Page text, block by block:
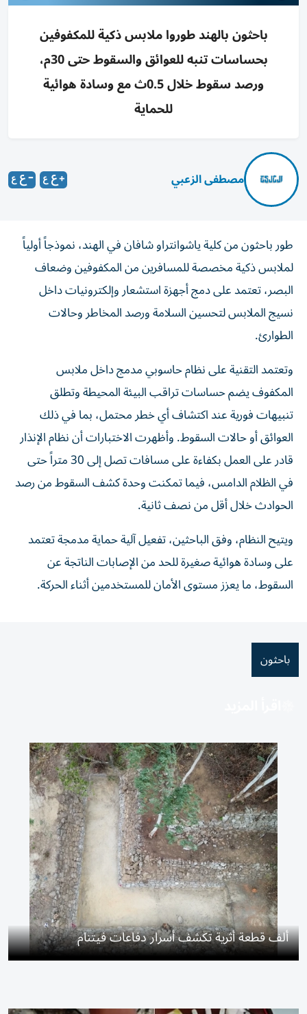
باحثون بالهند طوروا ملابس ذكية للمكفوفين
بحساسات تنبه للعوائق والسقوط حتى 30م،
ورصد سقوط خلال 0.5ث مع وسادة هوائية
للحماية
مصطفى الزعبي
طور باحثون من كلية ياشوانتراو شافان في الهند، نموذجاً أولياً
لملابس ذكية مخصصة للمسافرين من المكفوفين وضعاف
البصر، تعتمد على دمج أجهزة استشعار وإلكترونيات داخل
نسيج الملابس لتحسين السلامة ورصد المخاطر وحالات
الطوارئ.
وتعتمد التقنية على نظام حاسوبي مدمج داخل ملابس
المكفوف يضم حساسات تراقب البيئة المحيطة وتطلق
تنبيهات فورية عند اكتشاف أي خطر محتمل، بما في ذلك
العوائق أو حالات السقوط. وأظهرت الاختبارات أن نظام الإنذار
قادر على العمل بكفاءة على مسافات تصل إلى 30 متراً حتى
في الظلام الدامس، فيما تمكنت وحدة كشف السقوط من رصد
الحوادث خلال أقل من نصف ثانية.
ويتيح النظام، وفق الباحثين، تفعيل آلية حماية مدمجة تعتمد
على وسادة هوائية صغيرة للحد من الإصابات الناتجة عن
السقوط، ما يعزز مستوى الأمان للمستخدمين أثناء الحركة.
باحثون
ألف قطعة أثرية تكشف أسرار دفاعات فيتنام